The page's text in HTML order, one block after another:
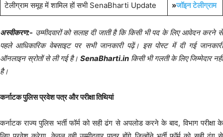
टेलीग्राम समूह में शामिल हों सभी SenaBharti Update »जॉइन टेलीग्राम
अस्वीकरण:- उम्मीदवारों को सलाह दी जाती है कि किसी भी पद के लिए आवेदन करने से
पहले आधिकारिक वेबसाइट पर सभी जानकारी पढ़ें। इस पोस्ट में दी गई जानकारी
ऑनलाइन स्रोतों से ली गई है। SenaBharti.in किसी भी गलती के लिए जिम्मेदार नहीं
है।
कर्नाटक पुलिस प्रवेश पत्र और परीक्षा तिथियां
कर्नाटक राज्य पुलिस भर्ती फॉर्म को सही ढंग से अपलोड करने के बाद, विभाग परीक्षा के